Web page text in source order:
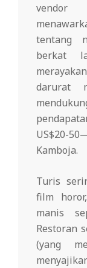
vendor
tentang
berkat
darurat
US$20-
Kamboja.
Turis
film
manis
Restoran
(yang